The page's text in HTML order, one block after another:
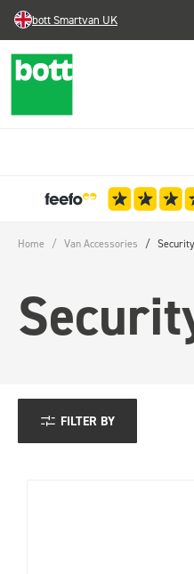
bott Smartvan UK
Home / Van Accessories /
FILTER BY